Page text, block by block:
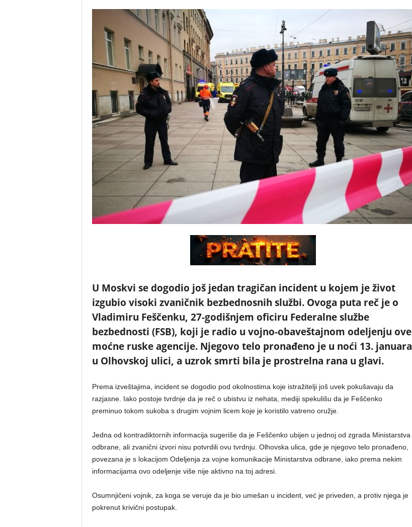
U Moskvi se dogodio još jedan tragičan incident u kojem je život
izgubio visoki zvaničnik bezbednosnih službi. Ovoga puta reč je o
Vladimiru Feščenku, 27-godišnjem oficiru Federalne službe
bezbednosti (FSB), koji je radio u vojno-obaveštajnom odeljenju ove
moćne ruske agencije. Njegovo telo pronađeno je u noći 13. januara
u Olhovskoj ulici, a uzrok smrti bila je prostrelna rana u glavi.
Prema izveštajima, incident se dogodio pod okolnostima koje istražitelji još uvek pokušavaju da
razjasne. Iako postoje tvrdnje da je reč o ubistvu iz nehata, mediji spekulišu da je Feščenko
preminuo tokom sukoba s drugim vojnim licem koje je koristilo vatreno oružje.
Jedna od kontradiktornih informacija sugeriše da je Feščenko ubijen u jednoj od zgrada Ministarstva
odbrane, ali zvanični izvori nisu potvrdili ovu tvrdnju. Olhovska ulica, gde je njegovo telo pronađeno,
povezana je s lokacijom Odeljenja za vojne komunikacije Ministarstva odbrane, iako prema nekim
informacijama ovo odeljenje više nije aktivno na toj adresi.
Osumnjičeni vojnik, za koga se veruje da je bio umešan u incident, već je priveden, a protiv njega je
pokrenut krivični postupak.